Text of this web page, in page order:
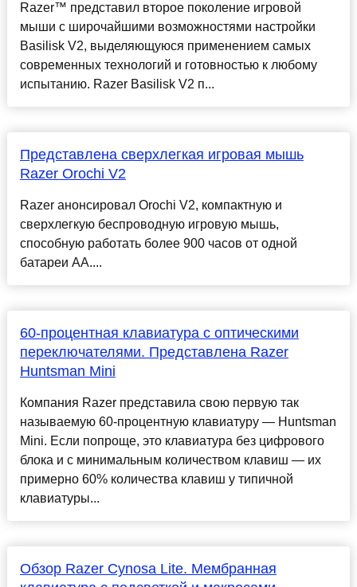
Razer™ представил второе поколение игровой
мыши с широчайшими возможностями настройки
Basilisk V2, выделяющуюся применением самых
современных технологий и готовностью к любому
испытанию. Razer Basilisk V2 п...
Представлена сверхлегкая игровая мышь
Razer Orochi V2
Razer анонсировал Orochi V2, компактную и
сверхлегкую беспроводную игровую мышь,
способную работать более 900 часов от одной
батареи AA....
60-процентная клавиатура с оптическими
переключателями. Представлена Razer
Huntsman Mini
Компания Razer представила свою первую так
называемую 60-процентную клавиатуру — Huntsman
Mini. Если попроще, это клавиатура без цифрового
блока и с минимальным количеством клавиш — их
примерно 60% количества клавиш у типичной
клавиатуры...
Обзор Razer Cynosa Lite. Мембранная